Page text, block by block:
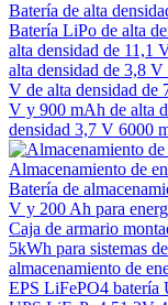
Batería de alta
Batería LiPo de alta
alta densidad de 11,1
alta densidad de 3,8
V de alta densidad de
V y 900 mAh de alta
densidad 3,7 V 6000
Almacenamiento de
Batería de
V y 200 Ah para
Caja de armario
5kWh para sistemas
almacenamiento de
EPS LiFePO4 batería